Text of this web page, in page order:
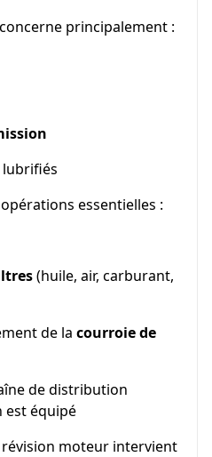
principalement :
essentielles :
(huile, air, carburant,
de la courroie de
de distribution
est équipé
moteur intervient